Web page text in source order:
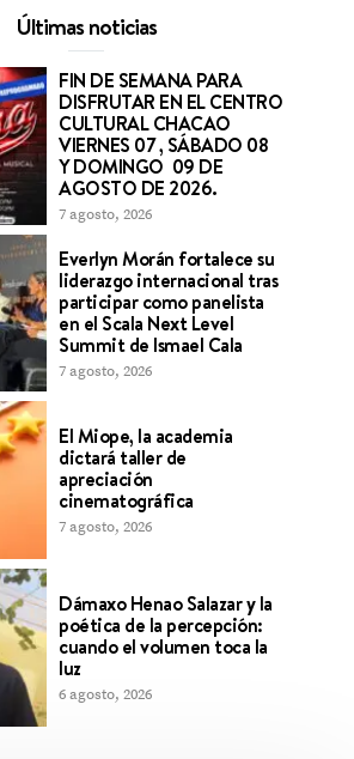
Últimas noticias
FIN DE SEMANA PARA
DISFRUTAR EN EL CENTRO
CULTURAL CHACAO
VIERNES 07 , SÁBADO 08
Y DOMINGO 09 DE
AGOSTO DE 2026.
7 agosto, 2026
Everlyn Morán fortalece su
liderazgo internacional tras
participar como panelista
en el Scala Next Level
Summit de Ismael Cala
7 agosto, 2026
El Miope, la academia
dictará taller de
apreciación
cinematográfica
7 agosto, 2026
Dámaxo Henao Salazar y la
poética de la percepción:
cuando el volumen toca la
luz
6 agosto, 2026